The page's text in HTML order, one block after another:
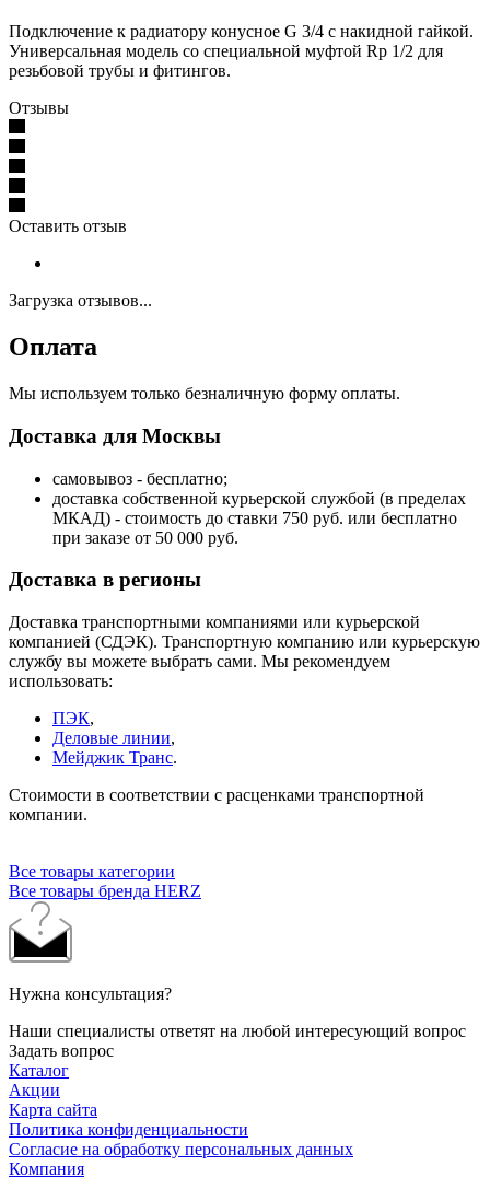
Подключение к радиатору конусное G 3/4 с накидной гайкой.
Универсальная модель со специальной муфтой Rp 1/2 для
резьбовой трубы и фитингов.
Отзывы
Оставить отзыв
Загрузка отзывов...
Оплата
Мы используем только безналичную форму оплаты.
Доставка для Москвы
самовывоз - бесплатно;
доставка собственной курьерской службой (в пределах
МКАД) - стоимость до ставки 750 руб. или бесплатно
при заказе от 50 000 руб.
Доставка в регионы
Доставка транспортными компаниями или курьерской
компанией (СДЭК). Транспортную компанию или курьерскую
службу вы можете выбрать сами. Мы рекомендуем
использовать:
ПЭК,
Деловые линии,
Мейджик Транс.
Стоимости в соответствии с расценками транспортной
компании.
Все товары категории
Все товары бренда HERZ
Нужна консультация?
Наши специалисты ответят на любой интересующий вопрос
Задать вопрос
Каталог
Акции
Карта сайта
Политика конфиденциальности
Согласие на обработку персональных данных
Компания